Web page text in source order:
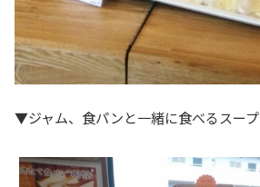
▼ジャム、食パンと一緒に食べるスープ